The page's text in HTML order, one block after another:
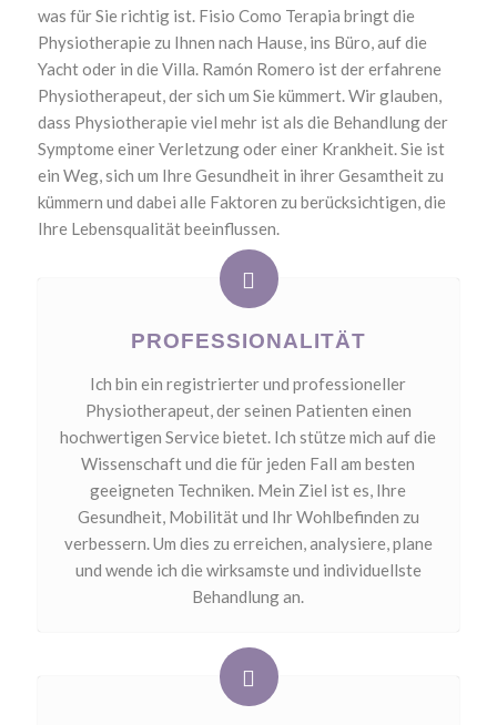
was für Sie richtig ist. Fisio Como Terapia bringt die
Physiotherapie zu Ihnen nach Hause, ins Büro, auf die
Yacht oder in die Villa. Ramón Romero ist der erfahrene
Physiotherapeut, der sich um Sie kümmert. Wir glauben,
dass Physiotherapie viel mehr ist als die Behandlung der
Symptome einer Verletzung oder einer Krankheit. Sie ist
ein Weg, sich um Ihre Gesundheit in ihrer Gesamtheit zu
kümmern und dabei alle Faktoren zu berücksichtigen, die
Ihre Lebensqualität beeinflussen.
PROFESSIONALITÄT
Ich bin ein registrierter und professioneller
Physiotherapeut, der seinen Patienten einen
hochwertigen Service bietet. Ich stütze mich auf die
Wissenschaft und die für jeden Fall am besten
geeigneten Techniken. Mein Ziel ist es, Ihre
Gesundheit, Mobilität und Ihr Wohlbefinden zu
verbessern. Um dies zu erreichen, analysiere, plane
und wende ich die wirksamste und individuellste
Behandlung an.